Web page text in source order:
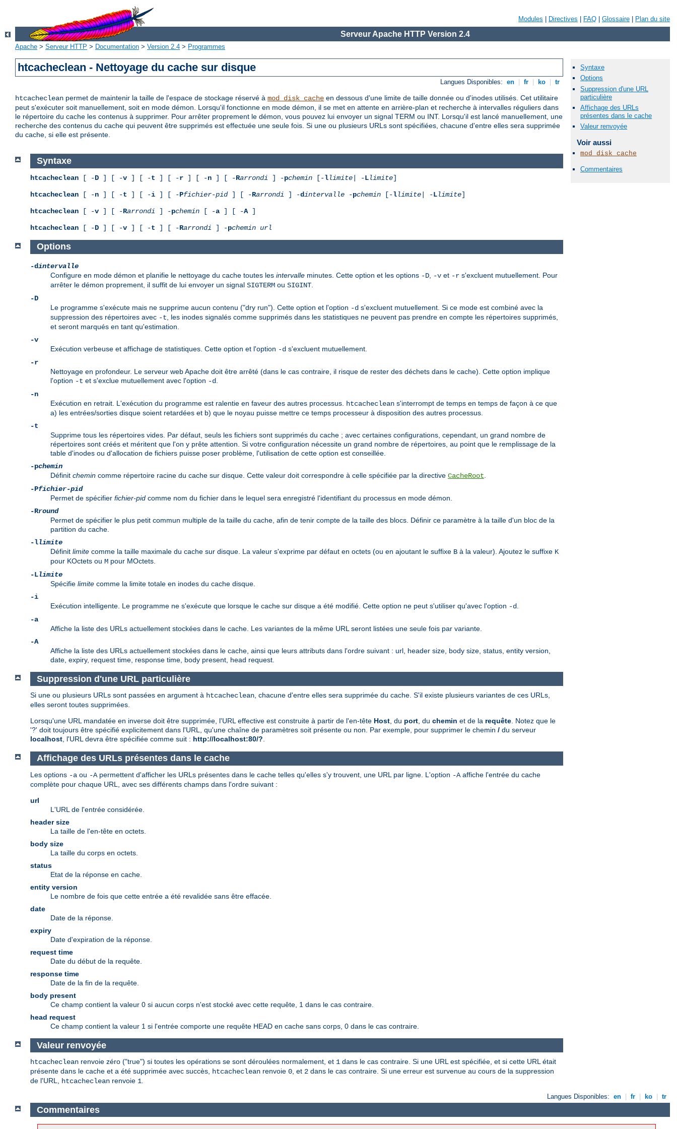
Modules Directives FAQ Glossaire Plan du site
Serveur Apache HTTP Version 2.4
Apache > Serveur HTTP > Documentation > Version 2.4 > Programmes
htcacheclean - Nettoyage du cache sur disque
Langues Disponibles: en fr ko tr
htcacheclean permet de maintenir la taille de l'espace de stockage réservé à mod_disk_cache en dessous d'une limite de taille donnée ou d'inodes utilisés. Cet utilitaire
peut s'exécuter soit manuellement, soit en mode démon. Lorsqu'il fonctionne en mode démon, il se met en attente en arrière-plan et recherche à intervalles réguliers dans
le répertoire du cache les contenus à supprimer. Pour arrêter proprement le démon, vous pouvez lui envoyer un signal TERM ou INT. Lorsqu'il est lancé manuellement, une
recherche des contenus du cache qui peuvent être supprimés est effectuée une seule fois. Si une ou plusieurs URLs sont spécifiées, chacune d'entre elles sera supprimée
du cache, si elle est présente.
Syntaxe
Options
Suppression d'une URL
particulière
Affichage des URLs
présentes dans le cache
Valeur renvoyée
Voir aussi
mod_disk_cache
Commentaires
Syntaxe
htcacheclean [ -D ] [ -v ] [ -t ] [ -r ] [ -n ] [ -Rarrondi ] -pchemin [-llimite | -Llimite]
htcacheclean [ -n ] [ -t ] [ -i ] [ -Pfichier-pid] [ -Rarrondi ] -dintervalle -pchemin [-llimite | -Llimite]
htcacheclean [ -v ] [ -Rarrondi ] -pchemin [ -a ] [ -A]
htcacheclean [ -D ] [ -v ] [ -t ] [ -Rarrondi ] -pchemin url
Options
-dintervalle
Configure en mode démon et planifie le nettoyage du cache toutes les intervalle minutes. Cette option et les options -D -v et -r s'excluent mutuellement. Pour
arrêter le démon proprement, il suffit de lui envoyer un signal SIGTERM ou SIGINT
-D
Le programme s'exécute mais ne supprime aucun contenu ("dry run"). Cette option et l'option -d s'excluent mutuellement. Si ce mode est combiné avec la
suppression des répertoires avec -t , les inodes signalés comme supprimés dans les statistiques ne peuvent pas prendre en compte les répertoires supprimés,
et seront marqués en tant qu'estimation.
-v
Exécution verbeuse et affichage de statistiques. Cette option et l'option -d s'excluent mutuellement.
-r
Nettoyage en profondeur. Le serveur web Apache doit être arrêté (dans le cas contraire, il risque de rester des déchets dans le cache). Cette option implique
l'option -t et s'exclue mutuellement avec l'option -d
-n
Exécution en retrait. L'exécution du programme est ralentie en faveur des autres processus.
htcacheclean s'interrompt de temps en temps de façon à ce que
a) les entrées/sorties disque soient retardées et b) que le noyau puisse mettre ce temps processeur à disposition des autres processus.
-t
Supprime tous les répertoires vides. Par défaut, seuls les fichiers sont supprimés du cache ; avec certaines configurations, cependant, un grand nombre de
répertoires sont créés et méritent que l'on y prête attention. Si votre configuration nécessite un grand nombre de répertoires, au point que le remplissage de la
table d'inodes ou d'allocation de fichiers puisse poser problème, l'utilisation de cette option est conseillée.
-pchemin
Définit chemin comme répertoire racine du cache sur disque. Cette valeur doit correspondre à celle spécifiée par la directive CacheRoot
-Pfichier-pid
Permet de spécifier fichier-pid comme nom du fichier dans le lequel sera enregistré l'identifiant du processus en mode démon.
-Rround
Permet de spécifier le plus petit commun multiple de la taille du cache, afin de tenir compte de la taille des blocs. Définir ce paramètre à la taille d'un bloc de la
partition du cache.
-llimite
Définit limite comme la taille maximale du cache sur disque. La valeur s'exprime par défaut en octets (ou en ajoutant le suffixe B à la valeur). Ajoutez le suffixe K
pour KOctets ou M pour MOctets.
-Llimite
Spécifie limite comme la limite totale en inodes du cache disque.
-i
Exécution intelligente. Le programme ne s'exécute que lorsque le cache sur disque a été modifié. Cette option ne peut s'utiliser qu'avec l'option -d
-a
Affiche la liste des URLs actuellement stockées dans le cache. Les variantes de la même URL seront listées une seule fois par variante.
-A
Affiche la liste des URLs actuellement stockées dans le cache, ainsi que leurs attributs dans l'ordre suivant : url, header size, body size, status, entity version,
date, expiry, request time, response time, body present, head request.
Suppression d'une URL particulière
Si une ou plusieurs URLs sont passées en argument à htcacheclean, chacune d'entre elles sera supprimée du cache. S'il existe plusieurs variantes de ces URLs,
elles seront toutes supprimées.
Lorsqu'une URL mandatée en inverse doit être supprimée, l'URL effective est construite à partir de l'en-tête Host, du port, du chemin et de la requête. Notez que le
'?' doit toujours être spécifié explicitement dans l'URL, qu'une chaîne de paramètres soit présente ou non. Par exemple, pour supprimer le chemin / du serveur
localhost, l'URL devra être spécifiée comme suit : http://localhost:80/?.
Affichage des URLs présentes dans le cache
Les options -a ou -A permettent d'afficher les URLs présentes dans le cache telles qu'elles s'y trouvent, une URL par ligne. L'option -A affiche l'entrée du cache
complète pour chaque URL, avec ses différents champs dans l'ordre suivant :
url
L'URL de l'entrée considérée.
header size
La taille de l'en-tête en octets.
body size
La taille du corps en octets.
status
Etat de la réponse en cache.
entity version
Le nombre de fois que cette entrée a été revalidée sans être effacée.
date
Date de la réponse.
expiry
Date d'expiration de la réponse.
request time
Date du début de la requête.
response time
Date de la fin de la requête.
body present
Ce champ contient la valeur 0 si aucun corps n'est stocké avec cette requête, 1 dans le cas contraire.
head request
Ce champ contient la valeur 1 si l'entrée comporte une requête HEAD en cache sans corps, 0 dans le cas contraire.
Valeur renvoyée
htcacheclean renvoie zéro ("true") si toutes les opérations se sont déroulées normalement, et 1 dans le cas contraire. Si une URL est spécifiée, et si cette URL était
présente dans le cache et a été supprimée avec succès, htcacheclean renvoie 0, et 2 dans le cas contraire. Si une erreur est survenue au cours de la suppression
de l'URL, htcacheclean renvoie 1.
Langues Disponibles: en fr ko tr
Commentaires